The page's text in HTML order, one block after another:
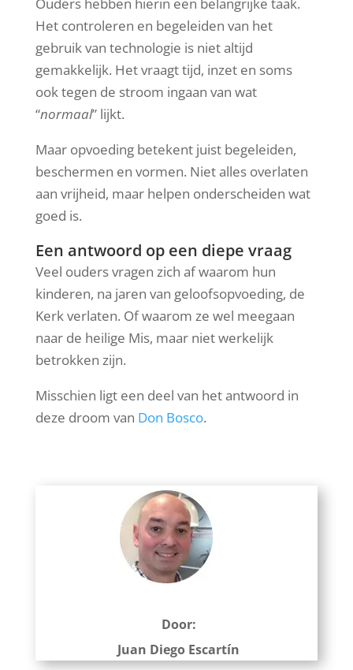
Het controleren en begeleiden van het
gebruik van technologie is niet altijd
gemakkelijk. Het vraagt tijd, inzet en soms
ook tegen de stroom ingaan van wat
“normaal” lijkt.
Maar opvoeding betekent juist begeleiden,
beschermen en vormen. Niet alles overlaten
aan vrijheid, maar helpen onderscheiden wat
goed is.
Een antwoord op een diepe vraag
Veel ouders vragen zich af waarom hun
kinderen, na jaren van geloofsopvoeding, de
Kerk verlaten. Of waarom ze wel meegaan
naar de heilige Mis, maar niet werkelijk
betrokken zijn.
Misschien ligt een deel van het antwoord in
deze droom van Don Bosco.
Door:
Juan Diego Escartín